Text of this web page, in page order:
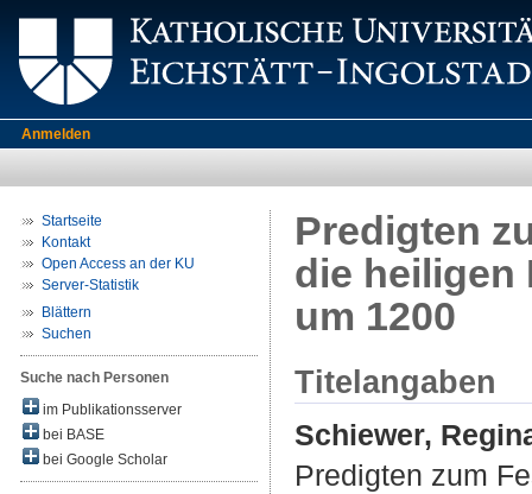
Anmelden
Startseite
Kontakt
Open Access an der KU
Server-Statistik
Blättern
Suchen
Suche nach Personen
im Publikationsserver
bei BASE
bei Google Scholar
Predigten
die heiligen
um 1200
Titelangaben
Schiewer,
Predigten zum